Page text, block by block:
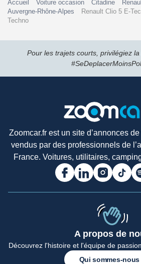
Accueil Voiture occasion Citadine
Auvergne-Rhône-Alpes
Renault Clio 5 E-
Techno
Pour les trajets courts, privilégiez
Zoomcar.fr est un site d’annonces
vendus par des professionnels de
France. Voitures, utilitaires,
A propos de
Découvrez l'histoire et l'équipe de
Qui sommes-nous